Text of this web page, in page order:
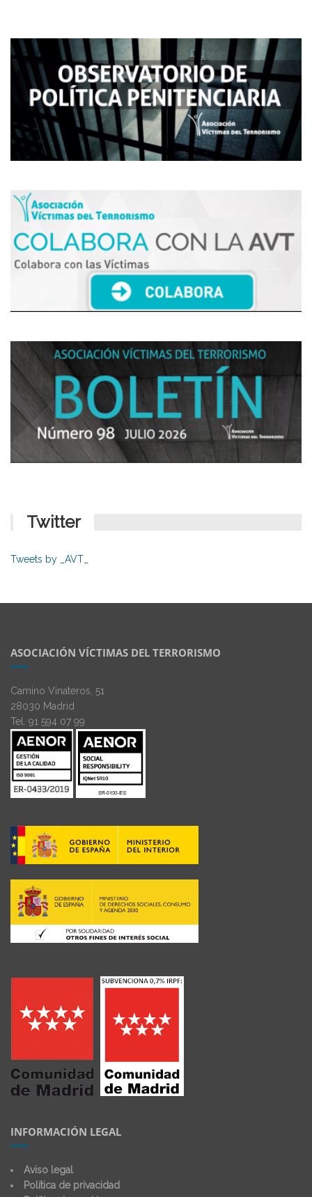
Twitter
Tweets by _AVT_
ASOCIACIÓN VÍCTIMAS DEL TERRORISMO
Camino Vinateros, 51
28030 Madrid
Tel. 91 594 07 99
INFORMACIÓN LEGAL
Aviso legal
Política de privacidad